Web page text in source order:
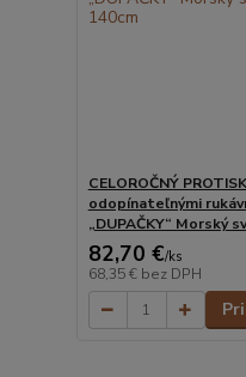
CELOROČNÝ
odopínateľnými
„DUPAČKY“ Morský
82,70 €/ks
68,35 € bez DPH